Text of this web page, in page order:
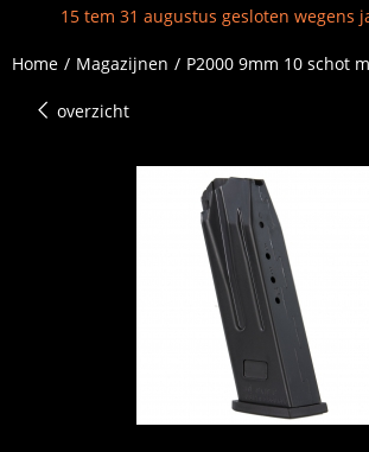
15 tem 31 augustus gesloten wegens
Home / Magazijnen / P2000 9mm 10 schot
overzicht